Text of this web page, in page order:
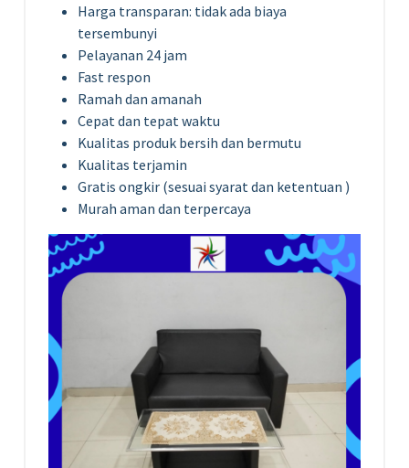
Harga transparan: tidak ada biaya
tersembunyi
Pelayanan 24 jam
Fast respon
Ramah dan amanah
Cepat dan tepat waktu
Kualitas produk bersih dan bermutu
Kualitas terjamin
Gratis ongkir (sesuai syarat dan ketentuan )
Murah aman dan terpercaya